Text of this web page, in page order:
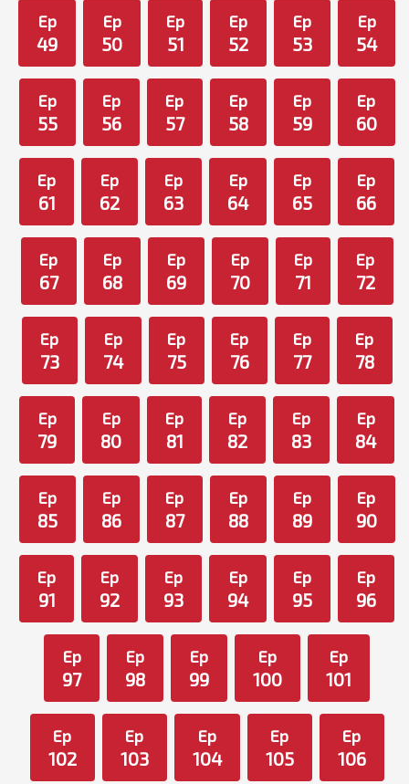
Ep
49
Ep
50
Ep
51
Ep
52
Ep
53
Ep
54
Ep
55
Ep
56
Ep
57
Ep
58
Ep
59
Ep
60
Ep
61
Ep
62
Ep
63
Ep
64
Ep
65
Ep
66
Ep
67
Ep
68
Ep
69
Ep
70
Ep
71
Ep
72
Ep
73
Ep
74
Ep
75
Ep
76
Ep
77
Ep
78
Ep
79
Ep
80
Ep
81
Ep
82
Ep
83
Ep
84
Ep
85
Ep
86
Ep
87
Ep
88
Ep
89
Ep
90
Ep
91
Ep
92
Ep
93
Ep
94
Ep
95
Ep
96
Ep
97
Ep
98
Ep
99
Ep
100
Ep
101
Ep
102
Ep
103
Ep
104
Ep
105
Ep
106